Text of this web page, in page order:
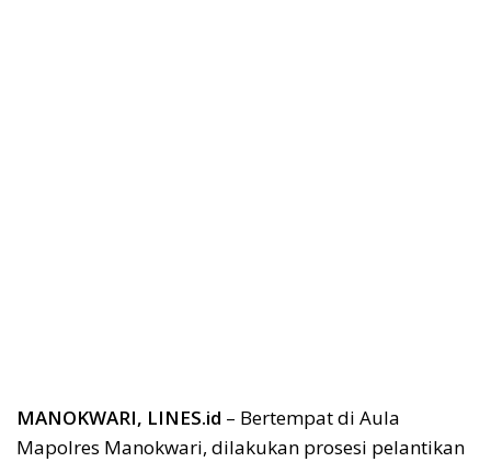
MANOKWARI, LINES.id – Bertempat di Aula
Mapolres Manokwari, dilakukan prosesi pelantikan